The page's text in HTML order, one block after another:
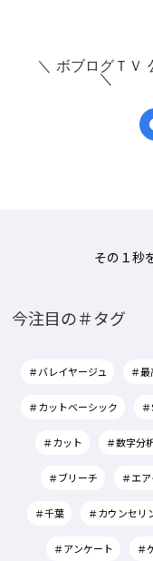
＼ ボブログＴＶ
その１秒
今注目の＃タグ
＃バレイヤージュ ＃
＃カットベーシック
＃カット ＃数字分
＃ブリーチ ＃エ
＃千葉 ＃カウンセリ
＃アンケート ＃